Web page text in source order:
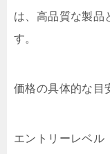
は、高品質な製品
す。
価格の具体的な目
エントリーレベル